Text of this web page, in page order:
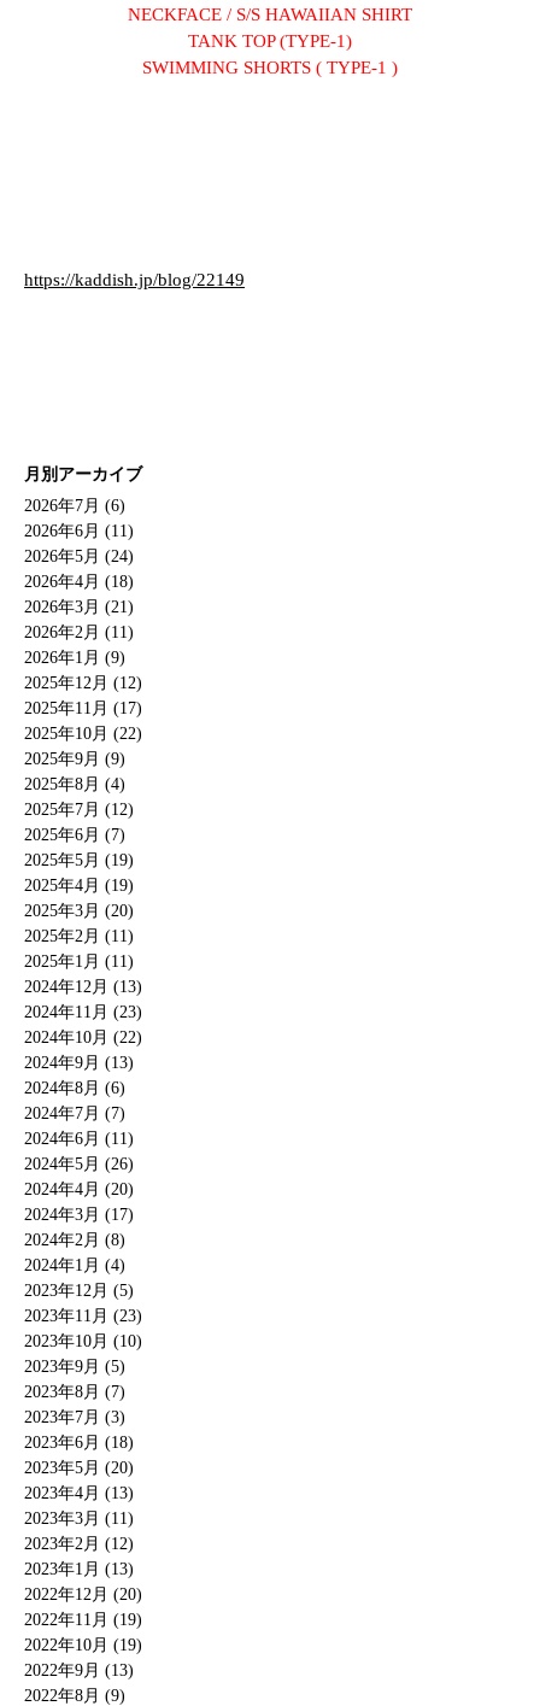
NECKFACE / S/S HAWAIIAN SHIRT
TANK TOP (TYPE-1)
SWIMMING SHORTS ( TYPE-1 )
https://kaddish.jp/blog/22149
月別アーカイブ
2026年7月 (6)
2026年6月 (11)
2026年5月 (24)
2026年4月 (18)
2026年3月 (21)
2026年2月 (11)
2026年1月 (9)
2025年12月 (12)
2025年11月 (17)
2025年10月 (22)
2025年9月 (9)
2025年8月 (4)
2025年7月 (12)
2025年6月 (7)
2025年5月 (19)
2025年4月 (19)
2025年3月 (20)
2025年2月 (11)
2025年1月 (11)
2024年12月 (13)
2024年11月 (23)
2024年10月 (22)
2024年9月 (13)
2024年8月 (6)
2024年7月 (7)
2024年6月 (11)
2024年5月 (26)
2024年4月 (20)
2024年3月 (17)
2024年2月 (8)
2024年1月 (4)
2023年12月 (5)
2023年11月 (23)
2023年10月 (10)
2023年9月 (5)
2023年8月 (7)
2023年7月 (3)
2023年6月 (18)
2023年5月 (20)
2023年4月 (13)
2023年3月 (11)
2023年2月 (12)
2023年1月 (13)
2022年12月 (20)
2022年11月 (19)
2022年10月 (19)
2022年9月 (13)
2022年8月 (9)